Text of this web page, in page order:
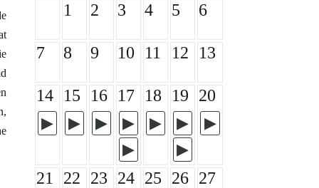
1 2 3 4 5 6
7 8 9 10 11 12 13
14 15 16 17 18 19 20
21 22 23 24 25 26 27